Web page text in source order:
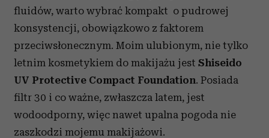
fluidów, warto wybrać kompakt o pudrowej
konsystencji, obowiązkowo z faktorem
przeciwsłonecznym. Moim ulubionym, nie tylko
letnim kosmetykiem do makijażu jest Shiseido
UV Protective Compact Foundation. Posiada
filtr 30 i co ważne, zwłaszcza latem, jest
wodoodporny, więc nawet upalna pogoda nie
zaszkodzi mojemu makijażowi.